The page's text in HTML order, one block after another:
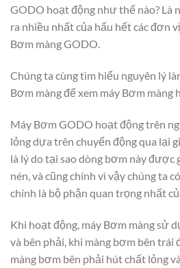
GODO hoạt động như thế nào? Là
ra nhiều nhất của hấu hết các đơn
Bơm màng GODO.
Chúng ta cùng tìm hiểu nguyên lý
Bơm màng để xem máy Bơm màng
Máy Bơm GODO hoạt động trên
lỏng dựa trên chuyển động qua lại
là lý do tại sao dòng bơm này được
nén, và cũng chính vì vậy chúng ta
chính là bộ phận quan trọng nhất
Khi hoạt động, máy Bơm màng sử
và bên phải, khi màng bơm bên trái
màng bơm bên phải hút chất lỏng